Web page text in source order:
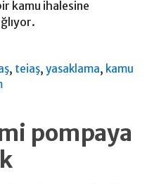
kamu ihalesine
, teiaş,yasaklama, kamu
pompaya